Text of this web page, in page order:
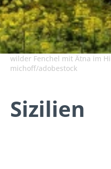
wilder Fenchel mit Ätna im
michoff/adobestock
Sizilien